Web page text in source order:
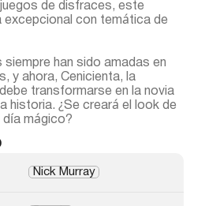
de disfraces, este
excepcional con temática de
siempre han sido amadas en
y ahora, Cenicienta, la
transformarse en la novia
historia. ¿Se creará el look de
mágico?
Nick Murray